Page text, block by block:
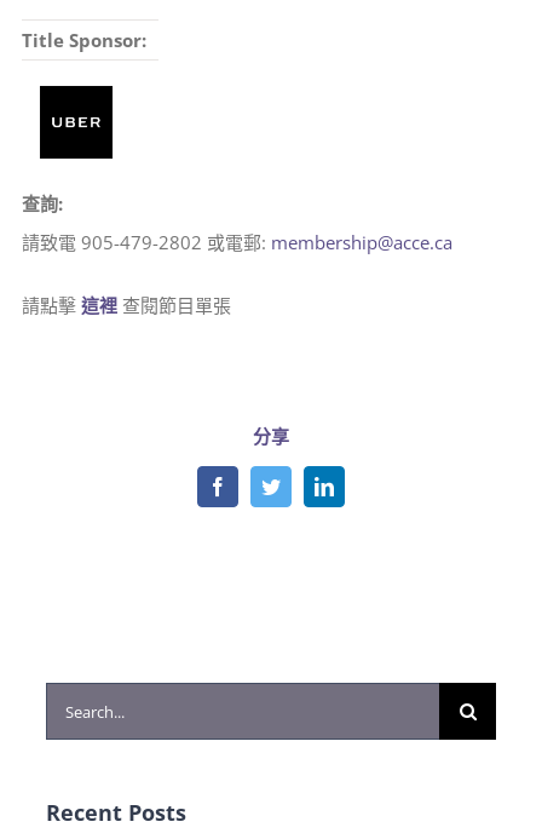
Title Sponsor:
查詢:
請致電 905-479-2802 或電郵: membership@acce.ca
請點擊 這裡查閱節目單張
分享
FacebookTwitterLinkedIn
Search
for:
Recent Posts